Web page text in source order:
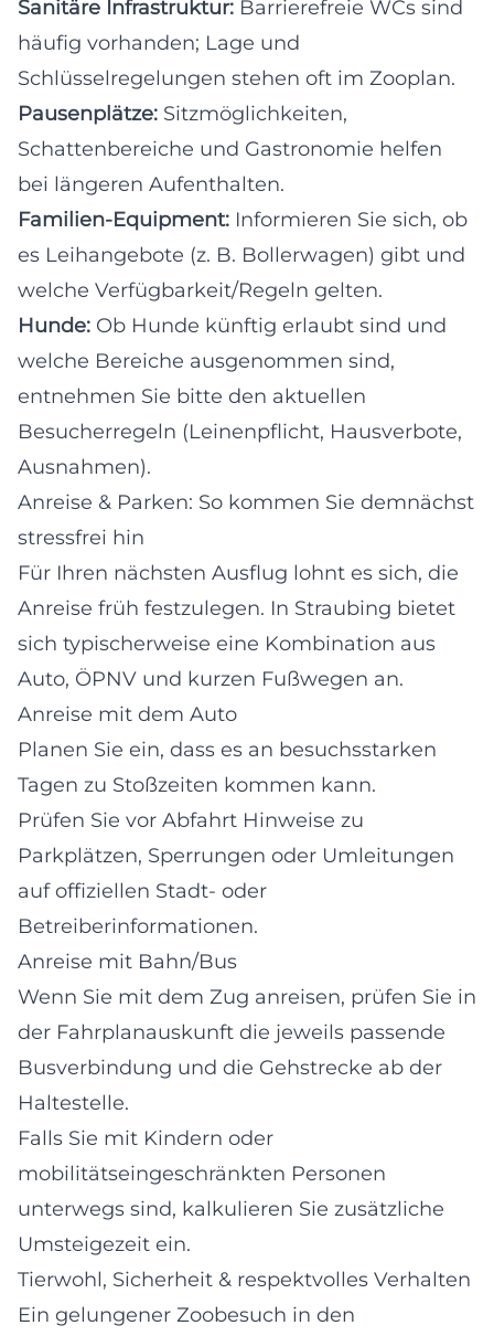
Sanitäre Infrastruktur: Barrierefreie WCs sind
häufig vorhanden; Lage und
Schlüsselregelungen stehen oft im Zooplan.
Pausenplätze: Sitzmöglichkeiten,
Schattenbereiche und Gastronomie helfen
bei längeren Aufenthalten.
Familien-Equipment: Informieren Sie sich, ob
es Leihangebote (z. B. Bollerwagen) gibt und
welche Verfügbarkeit/Regeln gelten.
Hunde: Ob Hunde künftig erlaubt sind und
welche Bereiche ausgenommen sind,
entnehmen Sie bitte den aktuellen
Besucherregeln (Leinenpflicht, Hausverbote,
Ausnahmen).
Anreise & Parken: So kommen Sie demnächst
stressfrei hin
Für Ihren nächsten Ausflug lohnt es sich, die
Anreise früh festzulegen. In Straubing bietet
sich typischerweise eine Kombination aus
Auto, ÖPNV und kurzen Fußwegen an.
Anreise mit dem Auto
Planen Sie ein, dass es an besuchsstarken
Tagen zu Stoßzeiten kommen kann.
Prüfen Sie vor Abfahrt Hinweise zu
Parkplätzen, Sperrungen oder Umleitungen
auf offiziellen Stadt- oder
Betreiberinformationen.
Anreise mit Bahn/Bus
Wenn Sie mit dem Zug anreisen, prüfen Sie in
der Fahrplanauskunft die jeweils passende
Busverbindung und die Gehstrecke ab der
Haltestelle.
Falls Sie mit Kindern oder
mobilitätseingeschränkten Personen
unterwegs sind, kalkulieren Sie zusätzliche
Umsteigezeit ein.
Tierwohl, Sicherheit & respektvolles Verhalten
Ein gelungener Zoobesuch in den